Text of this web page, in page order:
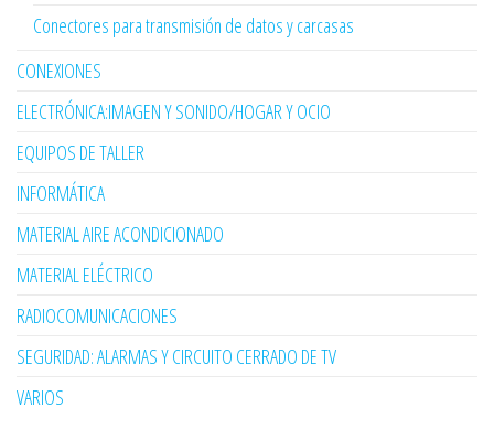
Conectores para transmisión de datos y carcasas
CONEXIONES
ELECTRÓNICA:IMAGEN Y SONIDO/HOGAR Y OCIO
EQUIPOS DE TALLER
INFORMÁTICA
MATERIAL AIRE ACONDICIONADO
MATERIAL ELÉCTRICO
RADIOCOMUNICACIONES
SEGURIDAD: ALARMAS Y CIRCUITO CERRADO DE TV
VARIOS